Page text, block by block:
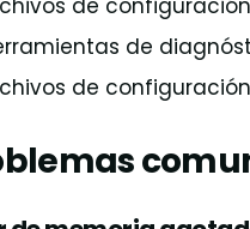
de
de
de